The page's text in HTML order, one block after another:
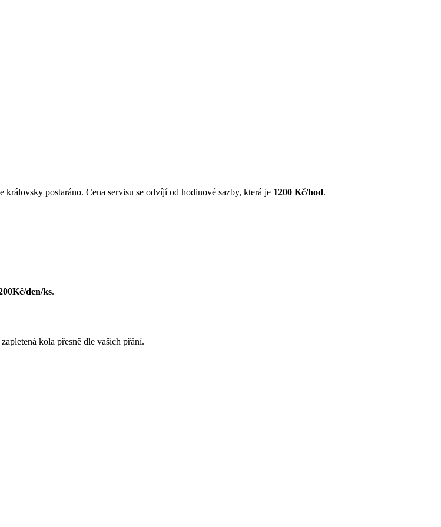
postaráno. Cena servisu se odvíjí od hodinové sazby, která je 1200 Kč/hod.
den/ks.
kola přesně dle vašich přání.